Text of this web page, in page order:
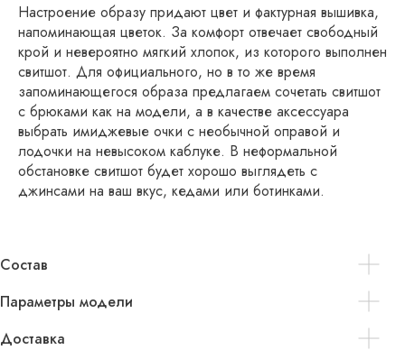
Настроение образу придают цвет и фактурная вышивка,
напоминающая цветок. За комфорт отвечает свободный
крой и невероятно мягкий хлопок, из которого выполнен
свитшот. Для официального, но в то же время
запоминающегося образа предлагаем сочетать свитшот
с брюками как на модели, а в качестве аксессуара
выбрать имиджевые очки с необычной оправой и
лодочки на невысоком каблуке. В неформальной
обстановке свитшот будет хорошо выглядеть с
джинсами на ваш вкус, кедами или ботинками.
Состав
Параметры модели
Доставка